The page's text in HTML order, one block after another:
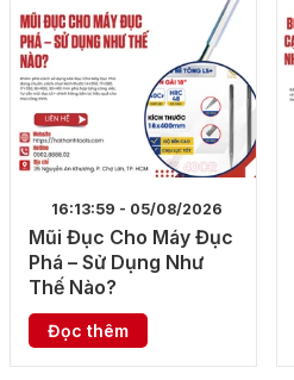
16:13:59 - 05/08/2026
Mũi Đục Cho Máy Đục
Phá – Sử Dụng Như
Thế Nào?
Đọc thêm